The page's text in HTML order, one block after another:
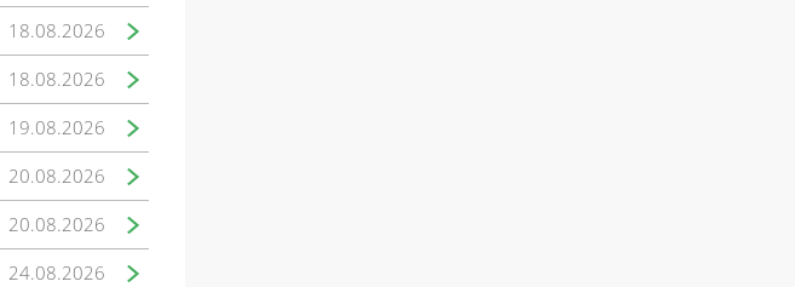
18.08.2026
18.08.2026
19.08.2026
20.08.2026
20.08.2026
24.08.2026